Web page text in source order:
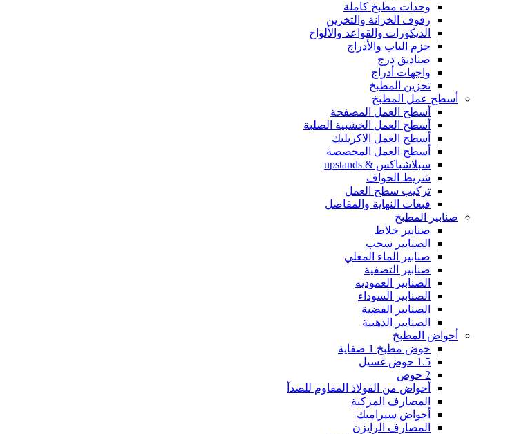
وحدات مطبخ كاملة
رفوف الخزانة والتخزين
الديكورات والقواعد والألواح
حزم الباب والأدراج
صناديق درج
واجهات أدراج
تخزين المطبخ
أسطح عمل المطبخ
أسطح العمل المصفحة
أسطح العمل الخشبية الصلبة
أسطح العمل الاكريليك
أسطح العمل المخصصة
سبلاشباكس & upstands
شريط الحواف
تركيب سطح العمل
قبعات النهاية والمفاصل
صنابير المطبخ
صنابير خلاط
الصنابير سحب
صنابير الماء المغلي
صنابير التصفية
الصنابير العموديه
الصنابير السوداء
الصنابير الفضية
الصنابير الذهبية
أحواض المطبخ
حوض مطبخ 1 صفاية
1.5 حوض غسيل
2 حوض
أحواض من الفولاذ المقاوم للصدأ
المصارف المركبة
أحواض سيراميك
المصارف الرايزن